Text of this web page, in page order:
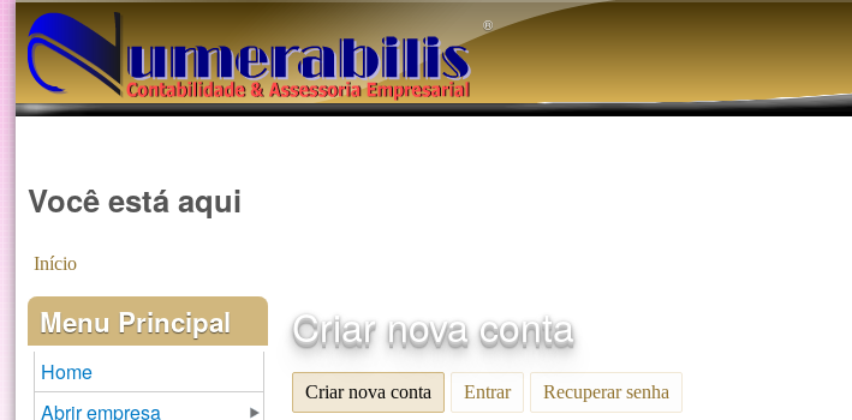
®️
Você está aqui
Início
Criar nova conta
Criar nova conta (aba ativa)
Entrar Recuperar senha
Menu Principal
Home
Abrir empresa